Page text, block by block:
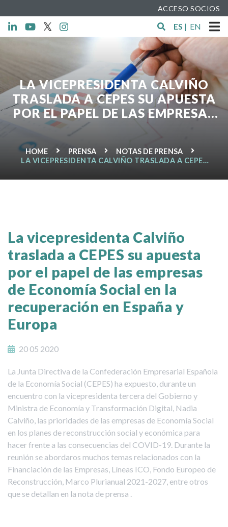
ACCESO SOCIOS
ES | EN
LA VICEPRESIDENTA CALVIÑO
TRASLADA A CEPES SU APUESTA
POR EL PAPEL DE LAS EMPRESAS
DE ECONOMÍA SOCIAL EN LA
RECUPERACIÓN EN ESPAÑA Y
EUROPA
HOME PRENSA
NOTAS DE PRENSA
LA VICEPRESIDENTA CALVIÑO TRASLADA A CEPES
ECONOMÍA SOCIAL EN LA RECUPERACIÓN EN
La vicepresidenta Calviño
traslada a CEPES su apuesta
por el papel de las empresas
de Economía Social en la
recuperación en España y
Europa
20 05 2020
La Junta Directiva de la Confederación Empresarial Española
de la Economía Social (CEPES) ha expuesto, durante un
encuentro con la vicepresidenta tercera del Gobierno y
Ministra de Economía y Transformación Digital, Nadia
Calviño, las prioridades de las empresas de Economía Social
en los planes de reconstrucción social y económica para
hacer frente a las consecuencias del COVID-19. Durante la
reunión se abordaros muchos temas relacionados con la
Financiación de las Empresas, Líneas ICO, Fondo Europeo de
Reconstrucción, Marco Plurianual 2021-2027, entre otros
que se detallan en la nota de prensa .